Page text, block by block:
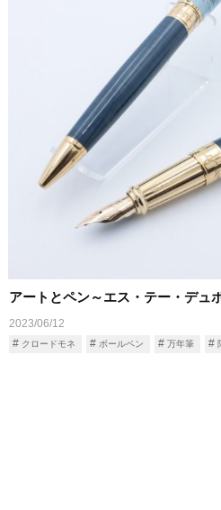
アートとペン～エス・テー・デュ
2023/06/12
クロードモネ ボールペン 万年筆